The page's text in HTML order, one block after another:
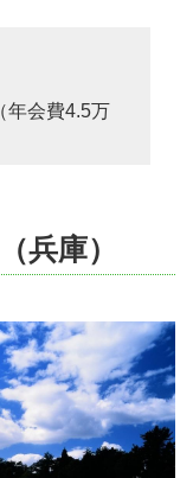
会費4.5万
兵庫）